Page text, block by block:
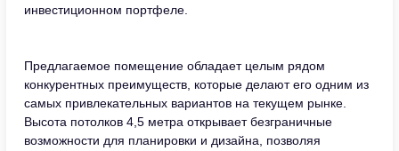
инвестиционном портфеле.
Предлагаемое помещение обладает целым рядом
конкурентных преимуществ, которые делают его одним из
самых привлекательных вариантов на текущем рынке.
Высота потолков 4,5 метра открывает безграничные
возможности для планировки и дизайна, позволяя